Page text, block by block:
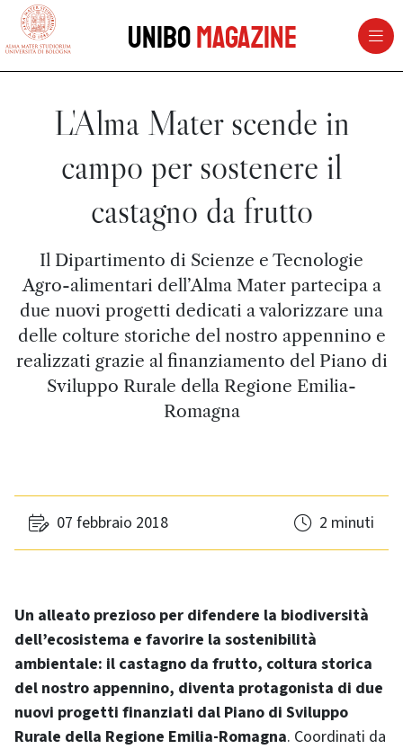
vai al contenuto della pagina
UniboMagazine
L'Alma Mater scende in
campo per sostenere il
castagno da frutto
Il Dipartimento di Scienze e Tecnologie
Agro-alimentari dell’Alma Mater partecipa a
due nuovi progetti dedicati a valorizzare una
delle colture storiche del nostro appennino e
realizzati grazie al finanziamento del Piano di
Sviluppo Rurale della Regione Emilia-
Romagna
07 febbraio 2018 2 minuti
Un alleato prezioso per difendere la biodiversità
dell’ecosistema e favorire la sostenibilità
ambientale: il castagno da frutto, coltura storica
del nostro appennino, diventa protagonista di due
nuovi progetti finanziati dal Piano di Sviluppo
Rurale della Regione Emilia-Romagna. Coordinati da